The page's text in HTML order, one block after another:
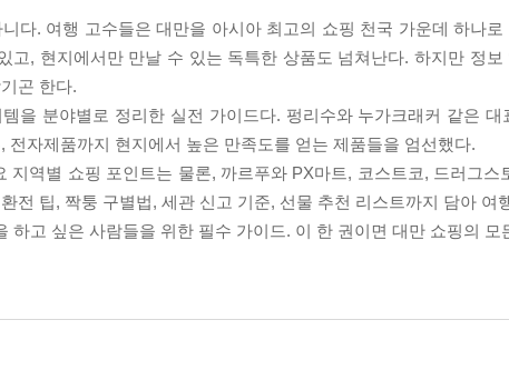
다. 여행 고수들은 대만을 아시아 최고의 쇼핑 천국 가운데 하나
고, 현지에서만 만날 수 있는 독특한 상품도 넘쳐난다. 하지만 정
곤 한다.
을 분야별로 정리한 실전 가이드다. 펑리수와 누가크래커 같은
자제품까지 현지에서 높은 만족도를 얻는 제품들을 엄선했다.
지역별 쇼핑 포인트는 물론, 까르푸와 PX마트, 코스트코, 드러그스
전 팁, 짝퉁 구별법, 세관 신고 기준, 선물 추천 리스트까지 담아 여
하고 싶은 사람들을 위한 필수 가이드. 이 한 권이면 대만 쇼핑의 모